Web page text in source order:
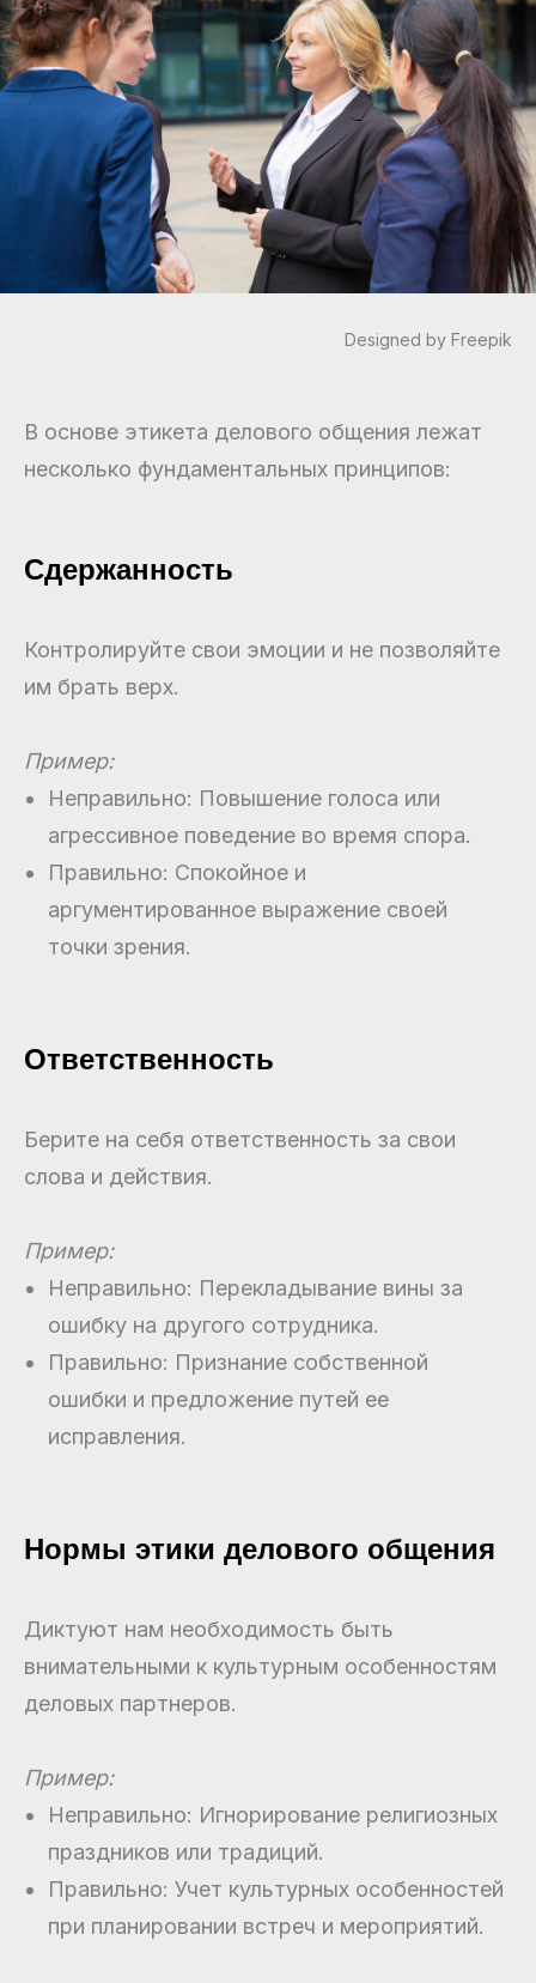
Designed by Freepik
В основе этикета делового общения лежат
несколько фундаментальных принципов:
Сдержанность
Контролируйте свои эмоции и не позволяйте
им брать верх.
Пример:
Неправильно: Повышение голоса или
агрессивное поведение во время спора.
Правильно: Спокойное и
аргументированное выражение своей
точки зрения.
Ответственность
Берите на себя ответственность за свои
слова и действия.
Пример:
Неправильно: Перекладывание вины за
ошибку на другого сотрудника.
Правильно: Признание собственной
ошибки и предложение путей ее
исправления.
Нормы этики делового общения
Диктуют нам необходимость быть
внимательными к культурным особенностям
деловых партнеров.
Пример:
Неправильно: Игнорирование религиозных
праздников или традиций.
Правильно: Учет культурных особенностей
при планировании встреч и мероприятий.